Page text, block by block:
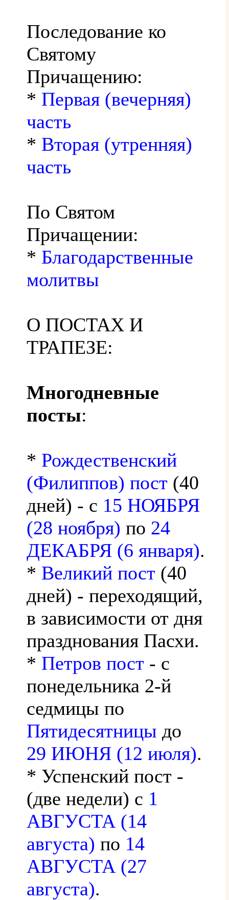
Последование ко
Святому
Причащению:
* Первая (вечерняя)
часть
* Вторая (утренняя)
часть
По Святом
Причащении:
* Благодарственные
молитвы
О ПОСТАХ И
ТРАПЕЗЕ:
Многодневные
посты:
* Рождественский
(Филиппов) пост (40
дней) - с 15 НОЯБРЯ
(28 ноября) по 24
ДЕКАБРЯ (6 января).
* Великий пост (40
дней) - переходящий,
в зависимости от дня
празднования Пасхи.
* Петров пост - с
понедельника 2-й
седмицы по
Пятидесятницы до
29 ИЮНЯ (12 июля).
* Успенский пост -
(две недели) с 1
АВГУСТА (14
августа) по 14
АВГУСТА (27
августа).